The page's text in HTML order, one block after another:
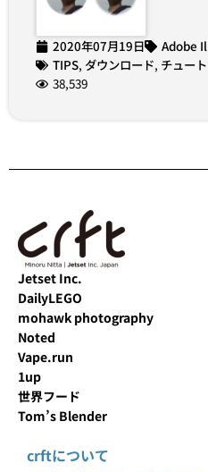
2020年07月19日
Adobe
TIPS, ダウンロード, チュー
38,539
Jetset Inc.
DailyLEGO
mohawk photography
Noted
Vape.run
1up
世界フード
Tom’s Blender
crftについて